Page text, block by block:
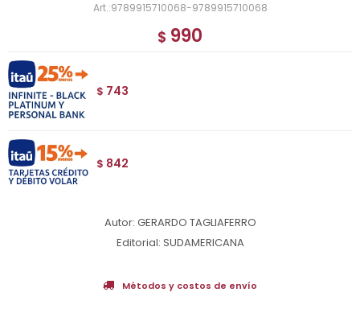
9789915710068-9789915710068
$ 990
$ 743
$ 842
Autor: GERARDO TAGLIAFERRO
Editorial: SUDAMERICANA
Métodos y costos de envío